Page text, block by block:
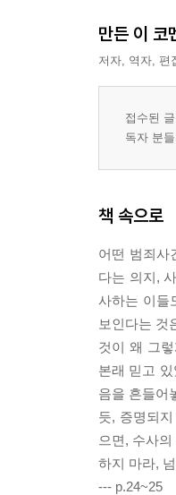
만든 이 코
저자, 역자, 편
접수된
독자 분
책 속으로
어떤 범죄사
다는 의지,
사하는 이들
보인다는 것
것이 왜 그
본래 믿고
음을 흔들어
듯, 증명되
으면, 수사
하지 마라,
--- p.24~25